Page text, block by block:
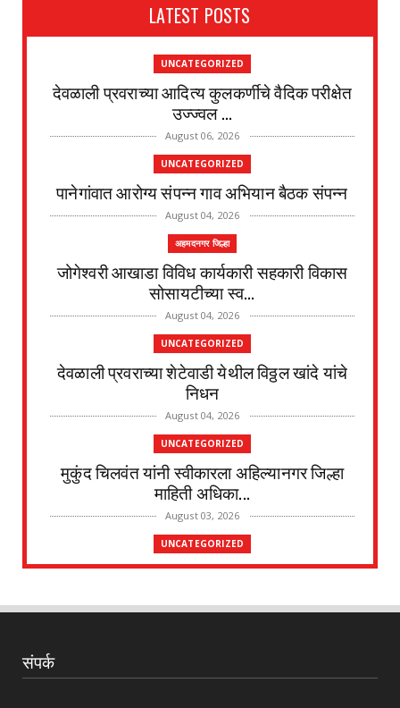
LATEST POSTS
UNCATEGORIZED
देवळाली प्रवराच्या आदित्य कुलकर्णीचे वैदिक परीक्षेत
उज्ज्वल ...
August 06, 2026
UNCATEGORIZED
पानेगांवात आरोग्य संपन्न गाव अभियान बैठक संपन्न
August 04, 2026
अहमदनगर जिल्हा
जोगेश्वरी आखाडा विविध कार्यकारी सहकारी विकास
सोसायटीच्या स्व...
August 04, 2026
UNCATEGORIZED
देवळाली प्रवराच्या शेटेवाडी येथील विठ्ठल खांदे यांचे
निधन
August 04, 2026
UNCATEGORIZED
मुकुंद चिलवंत यांनी स्वीकारला अहिल्यानगर जिल्हा
माहिती अधिका...
August 03, 2026
UNCATEGORIZED
देवळाली प्रवरा येथील विधिज्ञ ॲड. प्रकाश संसारे
August 03, 2026
देवळाली प्रवरा येथील नर्मदाबाई चोथे यांचे
संपर्क